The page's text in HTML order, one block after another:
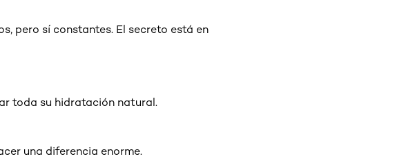
pero sí constantes. El secreto está en
toda su hidratación natural.
una diferencia enorme.